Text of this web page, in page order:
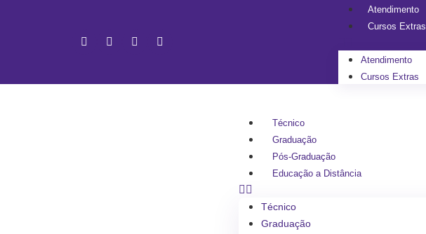
Atendimento
Cursos Extras
Atendimento
Cursos Extras
Técnico
Graduação
Pós-Graduação
Educação a Distância
Técnico
Graduação